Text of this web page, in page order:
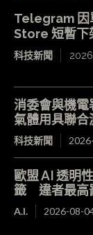
Telegram 因
Store 短暫下
科技新聞
消委會與機
氣體用具聯
科技新聞
歐盟 AI 透明
籤 違者最高
A.I. 2026-08-